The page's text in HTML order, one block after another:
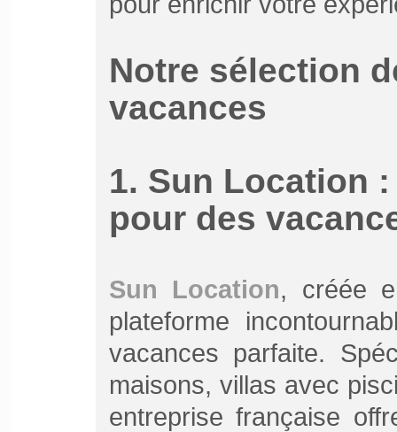
Notre sélection
vacances
1. Sun Location
pour des
Sun Location, créée
plateforme
vacances parfaite.
maisons, villas avec
entreprise française